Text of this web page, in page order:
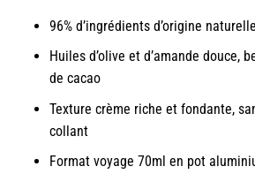
96% d’ingrédients d’origine
Huiles d’olive et d’amande douce,
de cacao
Texture crème riche et fondante,
collant
Format voyage 70ml en pot